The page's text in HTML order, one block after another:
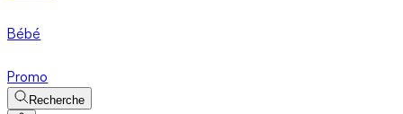
Bébé
Promo
Recherche